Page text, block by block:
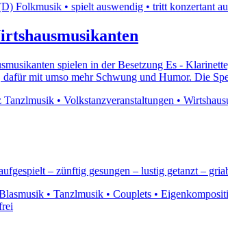
Folkmusik • spielt auswendig • tritt konzertant
spielen in der Besetzung Es -
dafür mit umso mehr Schwung und Humor. Die
Tanzlmusik • Volkstanzveranstaltungen •
– zünftig gesungen – lustig getanzt –
• Tanzlmusik • Couplets •